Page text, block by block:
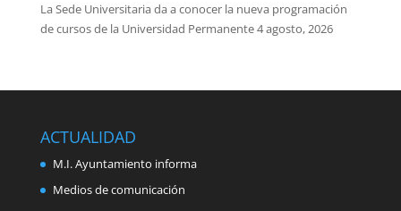
La Sede Universitaria da a conocer la nueva programación
de cursos de la Universidad Permanente4 agosto, 2026
ACTUALIDAD
M.I. Ayuntamiento informa
Medios de comunicación